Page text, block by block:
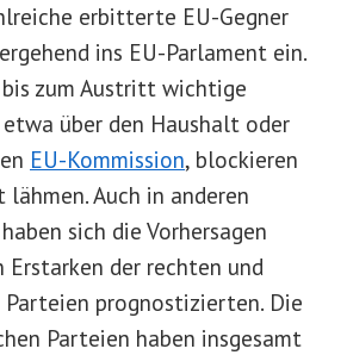
erbitterte EU-Gegner
ins EU-Parlament ein.
zum Austritt wichtige
über den Haushalt oder
EU-Kommission, blockieren
Auch in anderen
sich die Vorhersagen
der rechten und
prognostizierten. Die
Parteien haben insgesamt